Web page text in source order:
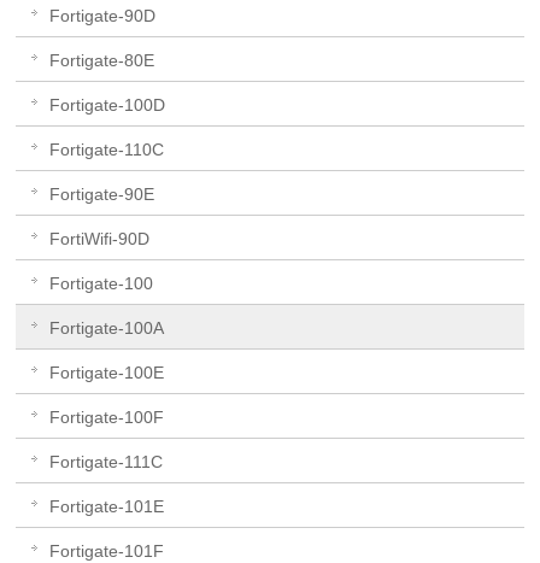
Fortigate-90D
Fortigate-80E
Fortigate-100D
Fortigate-110C
Fortigate-90E
FortiWifi-90D
Fortigate-100
Fortigate-100A
Fortigate-100E
Fortigate-100F
Fortigate-111C
Fortigate-101E
Fortigate-101F